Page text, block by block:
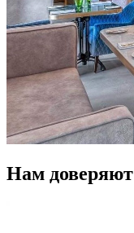
Нам доверяют